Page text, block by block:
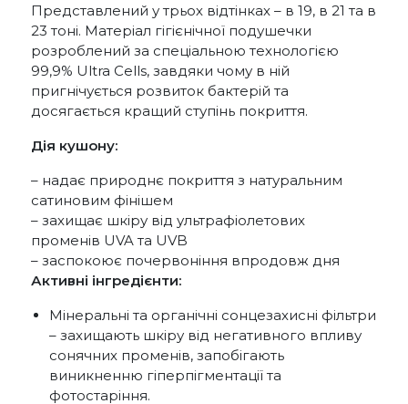
Представлений у трьох відтінках – в 19, в 21 та в
23 тоні. Матеріал гігієнічної подушечки
розроблений за спеціальною технологією
99,9% Ultra Cells, завдяки чому в ній
пригнічується розвиток бактерій та
досягається кращий ступінь покриття.
Дія кушону:
– надає природнє покриття з натуральним
сатиновим фінішем
– захищає шкіру від ультрафіолетових
променів UVA та UVB
– заспокоює почервоніння впродовж дня
Активні інгредієнти:
Мінеральні та органічні сонцезахисні фільтри
– захищають шкіру від негативного впливу
сонячних променів, запобігають
виникненню гіперпігментації та
фотостаріння.